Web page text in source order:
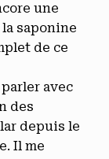
une
saponine
de ce
avec
des
depuis le
Il me